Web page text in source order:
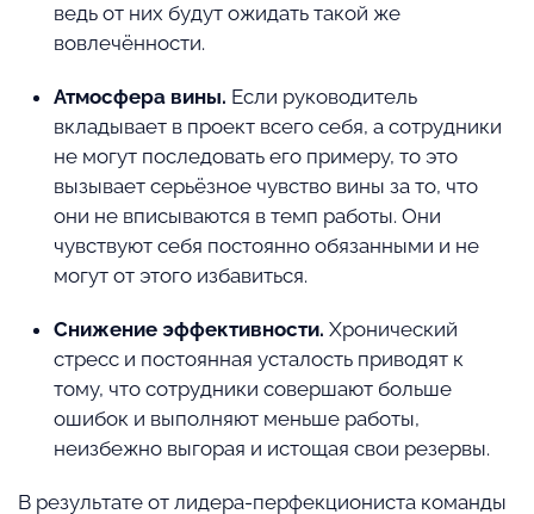
ведь от них будут ожидать такой же
вовлечённости.
Атмосфера вины. Если руководитель
вкладывает в проект всего себя, а сотрудники
не могут последовать его примеру, то это
вызывает серьёзное чувство вины за то, что
они не вписываются в темп работы. Они
чувствуют себя постоянно обязанными и не
могут от этого избавиться.
Снижение эффективности. Хронический
стресс и постоянная усталость приводят к
тому, что сотрудники совершают больше
ошибок и выполняют меньше работы,
неизбежно выгорая и истощая свои резервы.
В результате от лидера-перфекциониста команды